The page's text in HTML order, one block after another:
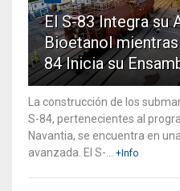
El S-83 Integra su
Bioetanol
84 Inicia su
La construcción de los
S-84, pertenecientes al
Navantia, se encuentra en
avanzada. El S-...
+Info